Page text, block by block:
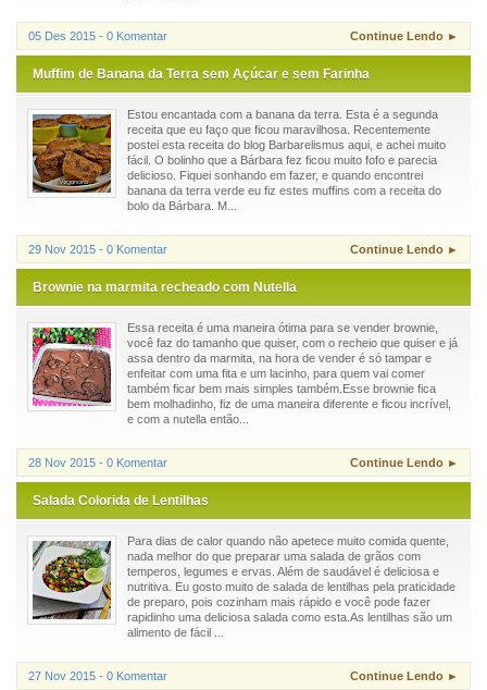
05 Des 2015 - 0 Komentar Continue Lendo ►
Muffim de Banana da Terra sem Açúcar e sem Farinha
Estou encantada com a banana da terra. Esta é a segunda
receita que eu faço que ficou maravilhosa. Recentemente
postei esta receita do blog Barbarelismus aqui, e achei muito
fácil. O bolinho que a Bárbara fez ficou muito fofo e parecia
delicioso. Fiquei sonhando em fazer, e quando encontrei
banana da terra verde eu fiz estes muffins com a receita do
bolo da Bárbara. M...
29 Nov 2015 - 0 Komentar Continue Lendo ►
Brownie na marmita recheado com Nutella
Essa receita é uma maneira ótima para se vender brownie,
você faz do tamanho que quiser, com o recheio que quiser e já
assa dentro da marmita, na hora de vender é só tampar e
enfeitar com uma fita e um lacinho, para quem vai comer
também ficar bem mais simples também.Esse brownie fica
bem molhadinho, fiz de uma maneira diferente e ficou incrível,
e com a nutella então...
28 Nov 2015 - 0 Komentar Continue Lendo ►
Salada Colorida de Lentilhas
Para dias de calor quando não apetece muito comida quente,
nada melhor do que preparar uma salada de grãos com
temperos, legumes e ervas. Além de saudável é deliciosa e
nutritiva. Eu gosto muito de salada de lentilhas pela praticidade
de preparo, pois cozinham mais rápido e você pode fazer
rapidinho uma deliciosa salada como esta.As lentilhas são um
alimento de fácil ...
27 Nov 2015 - 0 Komentar Continue Lendo ►